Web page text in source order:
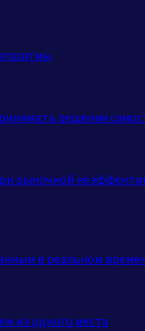
решения
рыночной
в реальном
из одного места